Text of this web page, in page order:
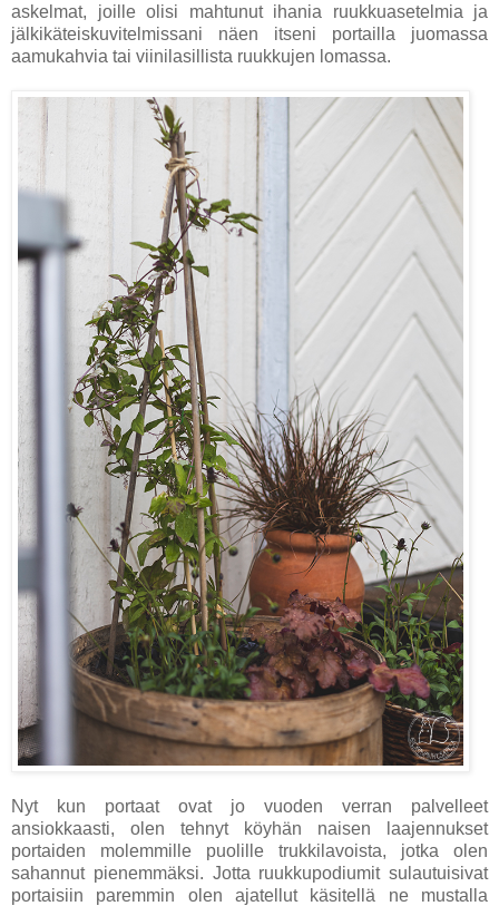
askelmat, joille olisi mahtunut ihania ruukkuasetelmia ja
jälkikäteiskuvitelmissani näen itseni portailla juomassa
aamukahvia tai viinilasillista ruukkujen lomassa.
Nyt kun portaat ovat jo vuoden verran palvelleet
ansiokkaasti, olen tehnyt köyhän naisen laajennukset
portaiden molemmille puolille trukkilavoista, jotka olen
sahannut pienemmäksi. Jotta ruukkupodiumit sulautuisivat
portaisiin paremmin olen ajatellut käsitellä ne mustalla